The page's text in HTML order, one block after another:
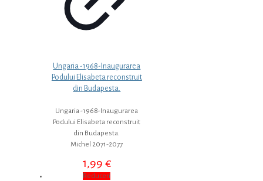
Ungaria -1968-Inaugurarea
Podului Elisabeta reconstruit
din Budapesta.
Ungaria -1968-Inaugurarea
Podului Elisabeta reconstruit
din Budapesta.
Michel 2071-2077
1,99 €
Reduceri